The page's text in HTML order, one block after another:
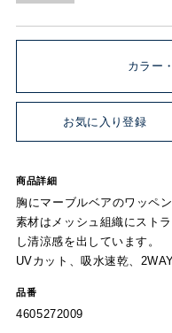
カラー
お気に入り登録
商品詳細
胸にマーブルベアのワッペ
素材はメッシュ組織にスト
し清涼感を出しています。
UVカット、吸水速乾、
品番
4605272009